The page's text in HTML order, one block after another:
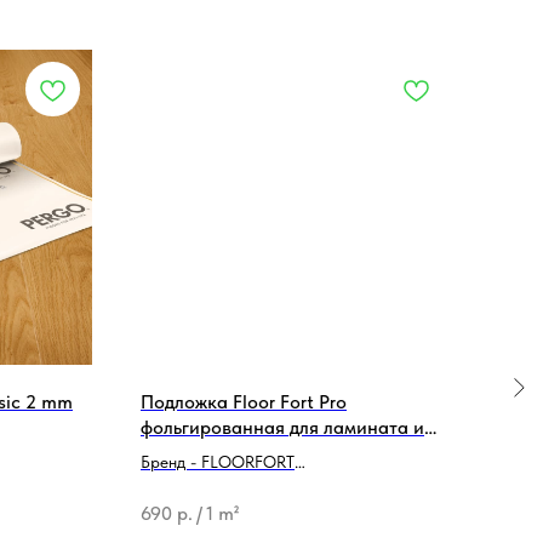
2 mm
Подложка Floor Fort Pro
фольгированная для ламината и
MSPC толщина 2 мм
Бренд - FLOORFORT
690 р. /1 m²